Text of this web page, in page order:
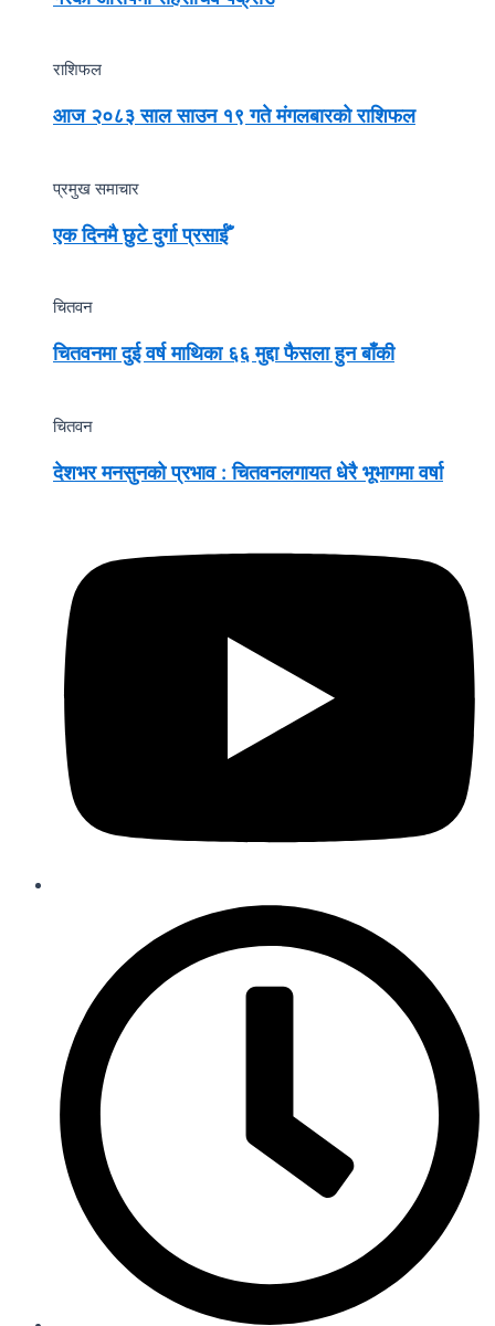
राशिफल
आज २०८३ साल साउन १९ गते मंगलबारको राशिफल
प्रमुख समाचार
एक दिनमै छुटे दुर्गा प्रसाईँ
चितवन
चितवनमा दुई वर्ष माथिका ६६ मुद्दा फैसला हुन बाँकी
चितवन
देशभर मनसुनको प्रभाव : चितवनलगायत धेरै भूभागमा वर्षा